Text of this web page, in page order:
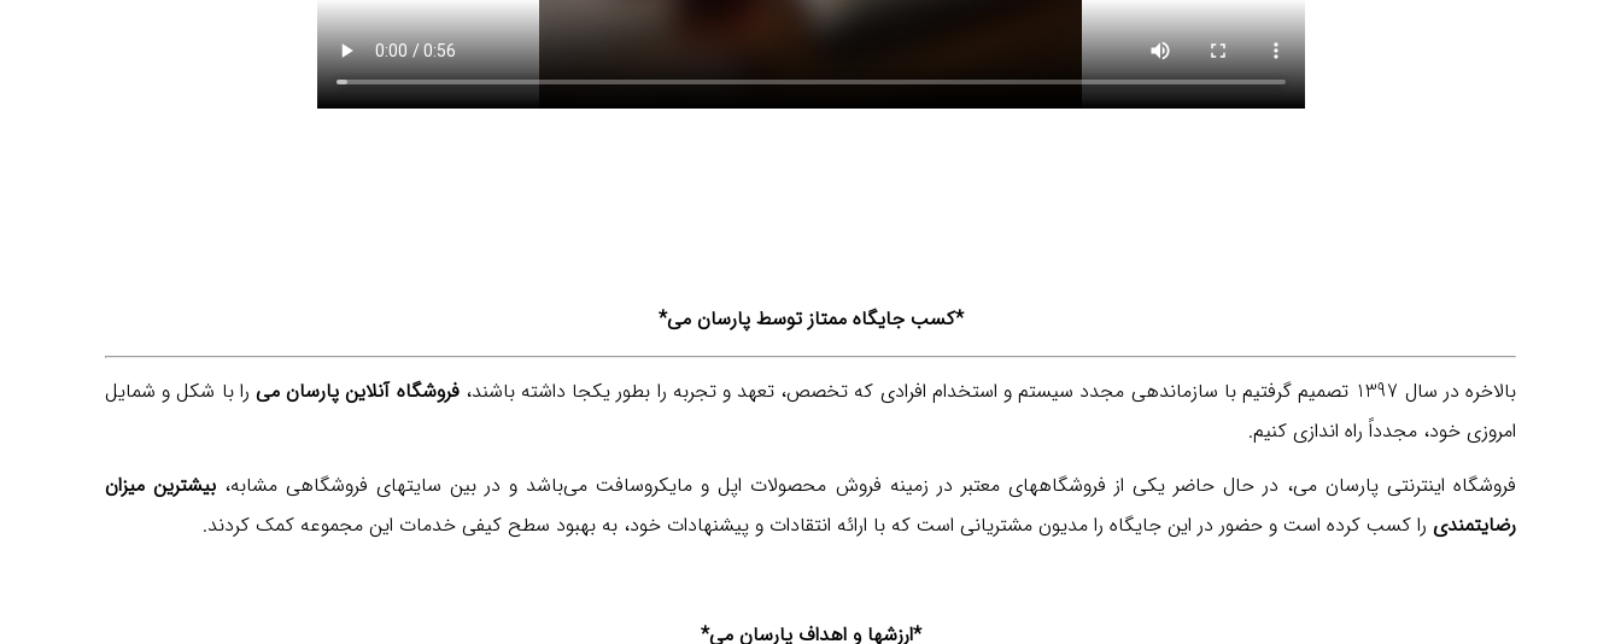
*کسب جایگاه ممتاز توسط پارسان می*
بالاخره در سال 1397 تصمیم گرفتیم با سازماندهی مجدد سیستم و استخدام افرادی که تخصص، تعهد و تجربه را بطور یکجا داشته باشند، فروشگاه آنلاین پارسان می را با شکل و شمایل
امروزی خود، مجدداً راه اندازی کنیم.
فروشگاه اینترنتی پارسان می، در حال حاضر یکی از فروشگاههای معتبر در زمینه فروش محصولات اپل و مایکروسافت می‌باشد و در بین سایتهای فروشگاهی مشابه، بیشترین میزان
رضایتمندی را کسب کرده است و حضور در این جایگاه را مدیون مشتریانی است که با ارائه انتقادات و پیشنهادات خود، به بهبود سطح کیفی خدمات این مجموعه کمک کردند.
*ارزشها و اهداف پارسان می*